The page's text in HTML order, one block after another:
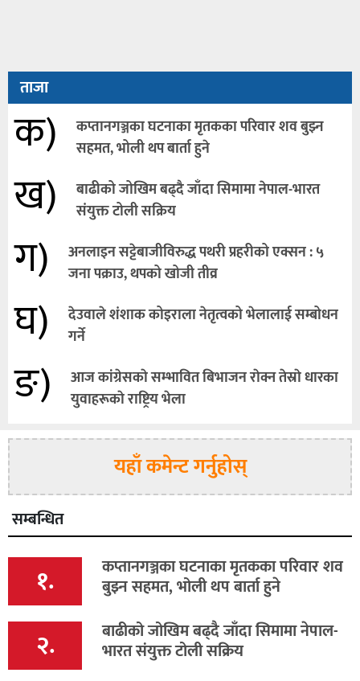
ताजा
क)
कप्तानगञ्जका घटनाका मृतकका परिवार शव बुझ्न
सहमत, भोली थप बार्ता हुने
ख)
बाढीको जोखिम बढ्दै जाँदा सिमामा नेपाल-भारत
संयुक्त टोली सक्रिय
ग)
अनलाइन सट्टेबाजीविरुद्ध पथरी प्रहरीको एक्सन : ५
जना पक्राउ, थपको खोजी तीव्र
घ)
देउवाले शंशाक कोइराला नेतृत्वको भेलालाई सम्बोधन
गर्ने
ङ)
आज कांग्रेसकाे सम्भावित बिभाजन राेक्न तेस्राे धारका
युवाहरूकाे राष्ट्रिय भेला
यहाँ कमेन्ट गर्नुहोस्
सम्बन्धित
१. कप्तानगञ्जका घटनाका मृतकका परिवार शव
बुझ्न सहमत, भोली थप बार्ता हुने
२. बाढीको जोखिम बढ्दै जाँदा सिमामा नेपाल-
भारत संयुक्त टोली सक्रिय